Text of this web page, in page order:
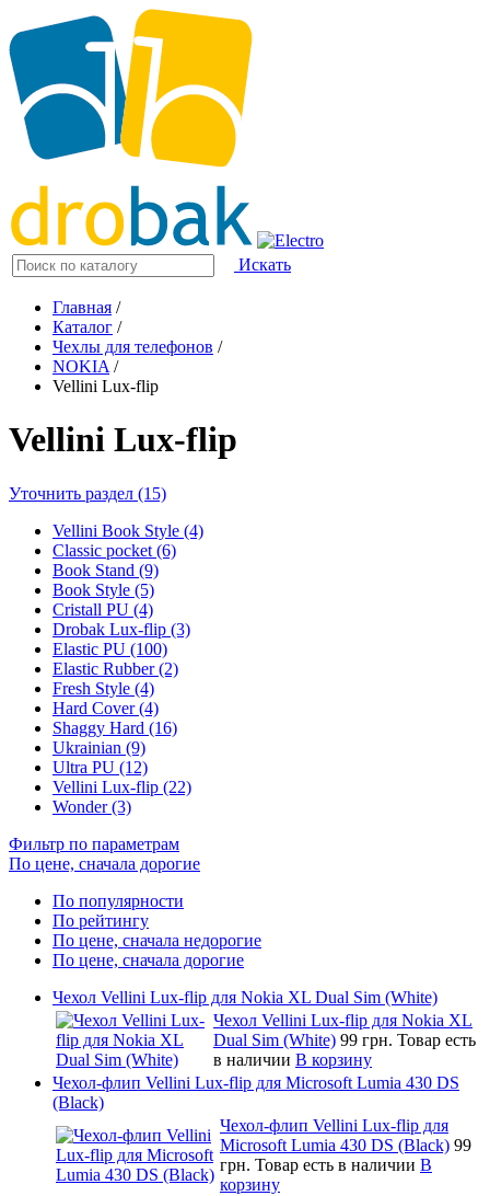
Искать
Главная /
Каталог /
Чехлы для телефонов /
NOKIA /
Vellini Lux-flip
Vellini Lux-flip
Уточнить раздел (15)
Vellini Book Style (4)
Classic pocket (6)
Book Stand (9)
Book Style (5)
Cristall PU (4)
Drobak Lux-flip (3)
Elastic PU (100)
Elastic Rubber (2)
Fresh Style (4)
Hard Cover (4)
Shaggy Hard (16)
Ukrainian (9)
Ultra PU (12)
Vellini Lux-flip (22)
Wonder (3)
Фильтр по параметрам
По цене, сначала дорогие
По популярности
По рейтингу
По цене, сначала недорогие
По цене, сначала дорогие
Чехол Vellini Lux-flip для Nokia XL Dual Sim (White)
Чехол Vellini Lux-flip для Nokia XL
Dual Sim (White) 99 грн. Товар есть
в наличии В корзину
Чехол-флип Vellini Lux-flip для Microsoft Lumia 430 DS
(Black)
Чехол-флип Vellini Lux-flip для
Microsoft Lumia 430 DS (Black) 99
грн. Товар есть в наличии В
корзину